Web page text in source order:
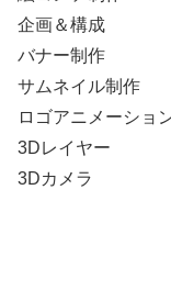
企画＆構成
バナー制作
サムネイル制作
ロゴアニメーショ
3Dレイヤー
3Dカメラ